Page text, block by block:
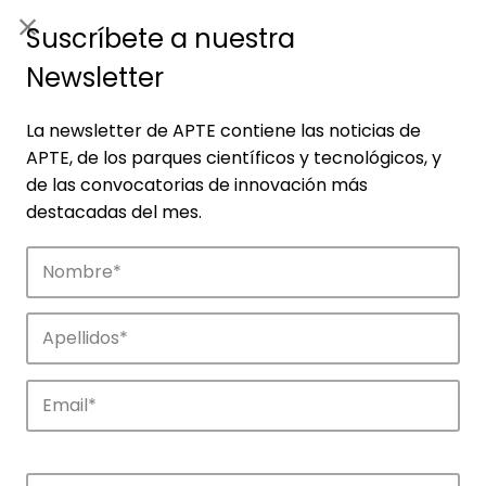
Empresas
Descubre las empresas que impulsan la
innovación en los parques de APTE.
Suscríbete a nuestra
Newsletter
La newsletter de APTE contiene las noticias de
APTE, de los parques científicos y tecnológicos, y
de las convocatorias de innovación más
destacadas del mes.